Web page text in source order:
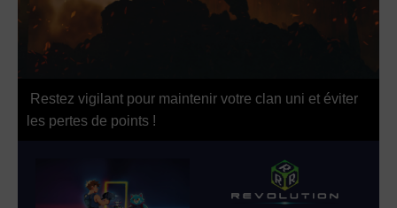
Restez vigilant pour maintenir votre clan uni et éviter
les pertes de points !